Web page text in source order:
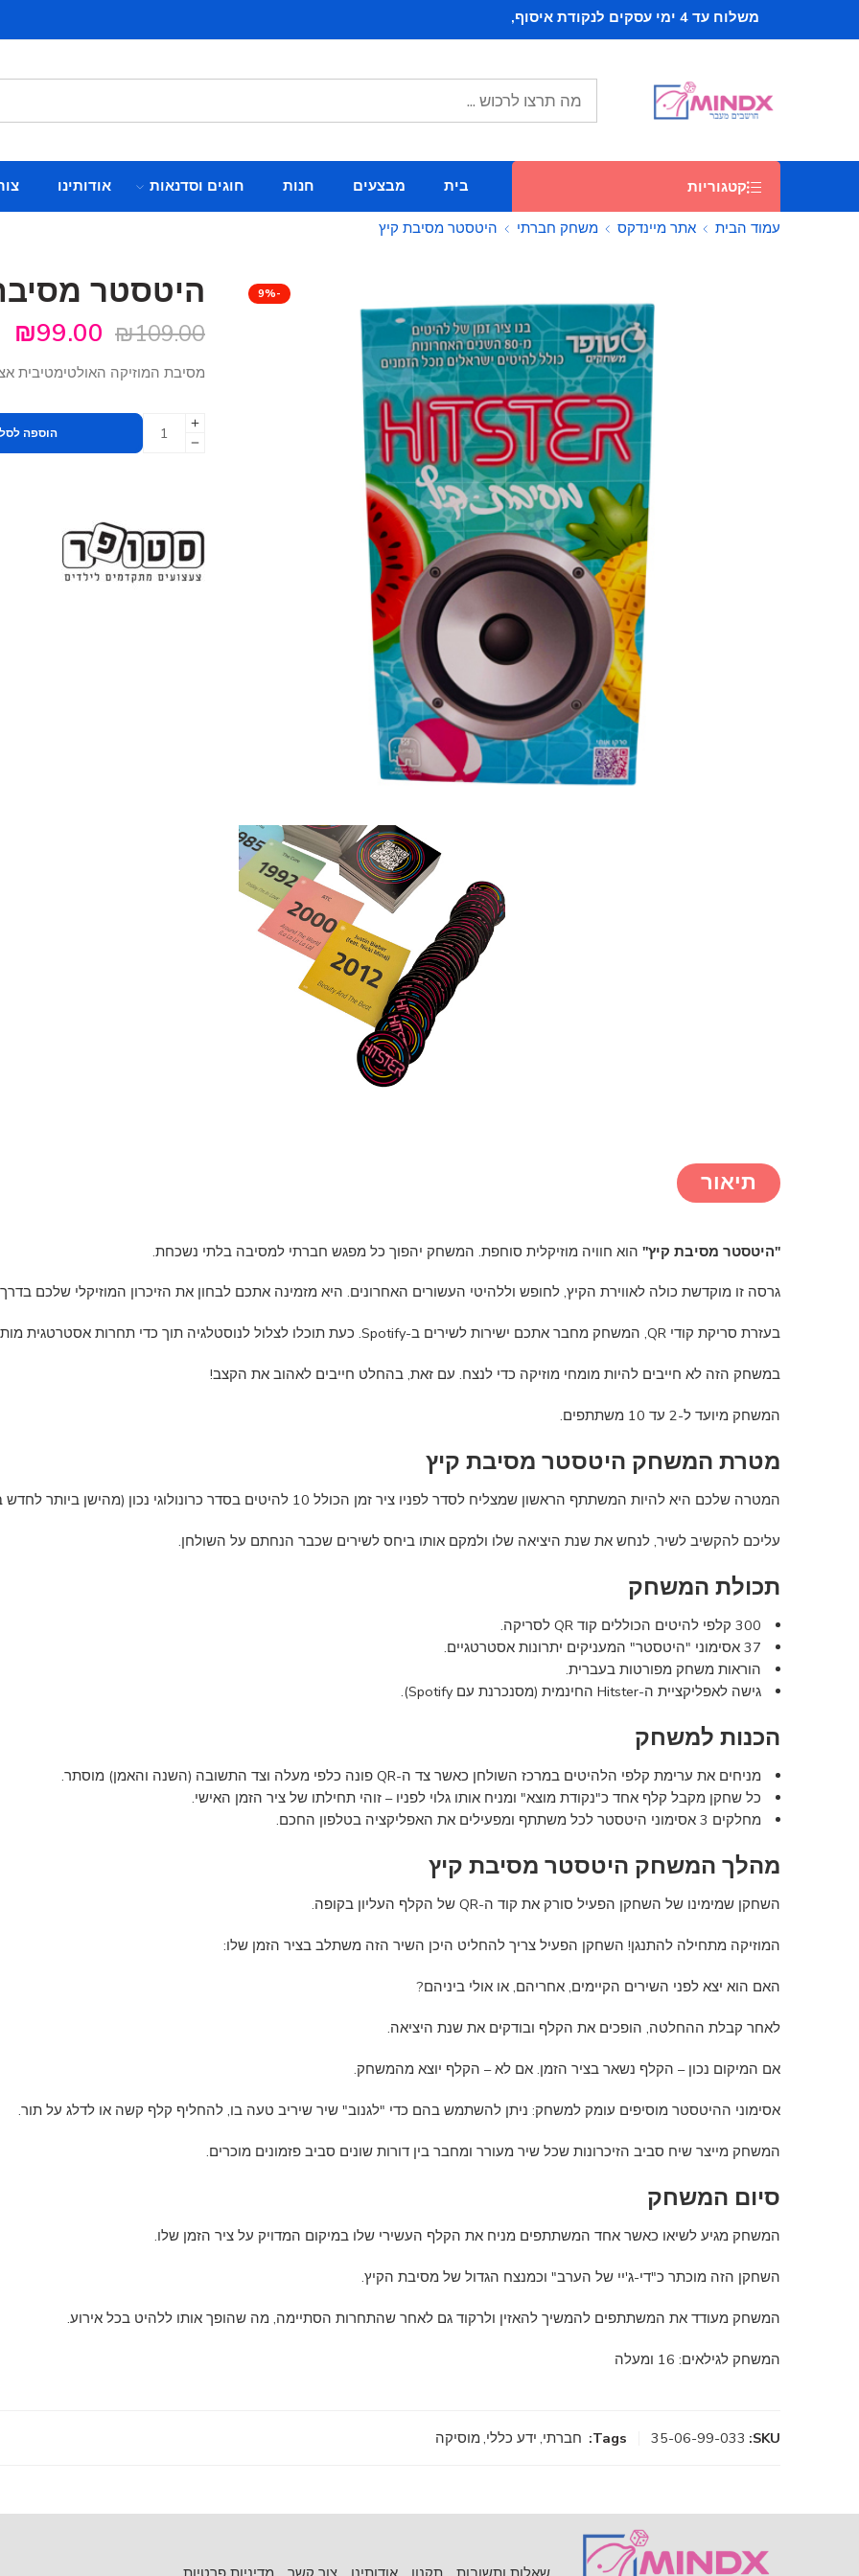
משלוח עד 4 ימי עסקים לנקודת איסוף,
בקניה מעל 279 ש"ח
קטגוריות בית מבצעים חנות חוגים וסדנאות אודותינו
עמוד הבית אתר מיינדקס משחק חברתי היטסטר מסיבת קיץ
-9% היטסטר
₪109.00
₪99.00
מסיבת המוזיקה האולטימטיבית
הוספה לסל
תיאור
"היטסטר מסיבת קיץ" הוא חוויה מוזיקלית סוחפת. המשחק יהפוך כל מפגש חברתי למסיבה בלתי נשכחת.
גרסה זו מוקדשת כולה לאווירת הקיץ, לחופש וללהיטי העשורים האחרונים. היא מזמינה אתכם לבחון את הזיכרון המוזיקלי שלכם
בעזרת סריקת קודי QR, המשחק מחבר אתכם ישירות לשירים ב-Spotify. כעת תוכלו לצלול לנוסטלגיה תוך כדי תחרות אסטרטגית מותחת.
במשחק הזה לא חייבים להיות מומחי מוזיקה כדי לנצח. עם זאת, בהחלט חייבים לאהוב את הקצב!
המשחק מיועד ל-2 עד 10 משתתפים.
מטרת המשחק היטסטר מסיבת קיץ
המטרה שלכם היא להיות המשתתף הראשון שמצליח לסדר לפניו ציר זמן הכולל 10 להיטים בסדר כרונולוגי נכון (מהישן ביותר לחדש ביותר).
עליכם להקשיב לשיר, לנחש את שנת היציאה שלו ולמקם אותו ביחס לשירים שכבר הנחתם על השולחן.
תכולת המשחק
300 קלפי להיטים הכוללים קוד QR לסריקה.
37 אסימוני "היטסטר" המעניקים יתרונות אסטרטגיים.
הוראות משחק מפורטות בעברית.
גישה לאפליקציית ה-Hitster החינמית (מסנכרנת עם Spotify).
הכנות למשחק
מניחים את ערימת קלפי הלהיטים במרכז השולחן כאשר צד ה-QR פונה כלפי מעלה וצד התשובה (השנה והאמן) מוסתר.
כל שחקן מקבל קלף אחד כ"נקודת מוצא" ומניח אותו גלוי לפניו – זוהי תחילתו של ציר הזמן האישי.
מחלקים 3 אסימוני היטסטר לכל משתתף ומפעילים את האפליקציה בטלפון החכם.
מהלך המשחק היטסטר מסיבת קיץ
השחקן שמימינו של השחקן הפעיל סורק את קוד ה-QR של הקלף העליון בקופה.
המוזיקה מתחילה להתנגן! השחקן הפעיל צריך להחליט היכן השיר הזה משתלב בציר הזמן שלו:
האם הוא יצא לפני השירים הקיימים, אחריהם, או אולי ביניהם?
לאחר קבלת ההחלטה, הופכים את הקלף ובודקים את שנת היציאה.
אם המיקום נכון – הקלף נשאר בציר הזמן. אם לא – הקלף יוצא מהמשחק.
אסימוני ההיטסטר מוסיפים עומק למשחק: ניתן להשתמש בהם כדי "לגנוב" שיר שיריב טעה בו, להחליף קלף קשה או לדלג על תור.
המשחק מייצר שיח סביב הזיכרונות שכל שיר מעורר ומחבר בין דורות שונים סביב פזמונים מוכרים.
סיום המשחק
המשחק מגיע לשיאו כאשר אחד המשתתפים מניח את הקלף העשירי שלו במיקום המדויק על ציר הזמן שלו.
השחקן הזה מוכתר כ"די-ג'יי של הערב" וכמנצח הגדול של מסיבת הקיץ.
המשחק מעודד את המשתתפים להמשיך להאזין ולרקוד גם לאחר שהתחרות הסתיימה, מה שהופך אותו ללהיט בכל אירוע.
המשחק לגילאים: 16 ומעלה
SKU:
35-06-99-033
Tags: חברתי, ידע כללי, מוסיקה